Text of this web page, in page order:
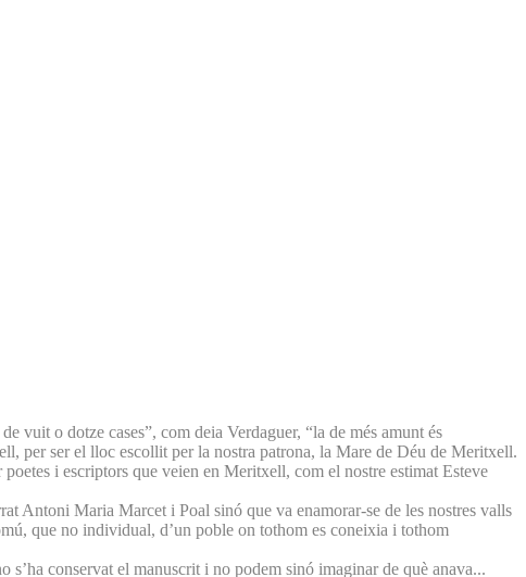
vuit o dotze cases”, com deia Verdaguer, “la de més amunt és
per ser el lloc escollit per la nostra patrona, la Mare de Déu de Meritxell.
i escriptors que veien en Meritxell, com el nostre estimat Esteve
Antoni Maria Marcet i Poal sinó que va enamorar-se de les nostres valls
que no individual, d’un poble on tothom es coneixia i tothom
conservat el manuscrit i no podem sinó imaginar de què anava...